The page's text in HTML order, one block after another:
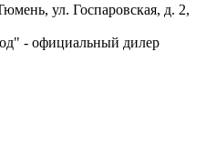
ул. Госпаровская, д. 2,
- официальный дилер